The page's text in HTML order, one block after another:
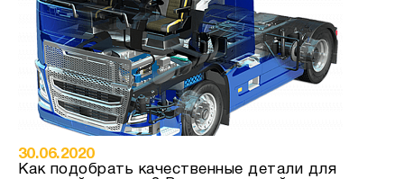
30.06.2020
Как подобрать качественные детали для